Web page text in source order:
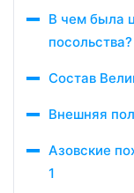
В чем была
посольства?
Состав
Внешняя
Азовские
1